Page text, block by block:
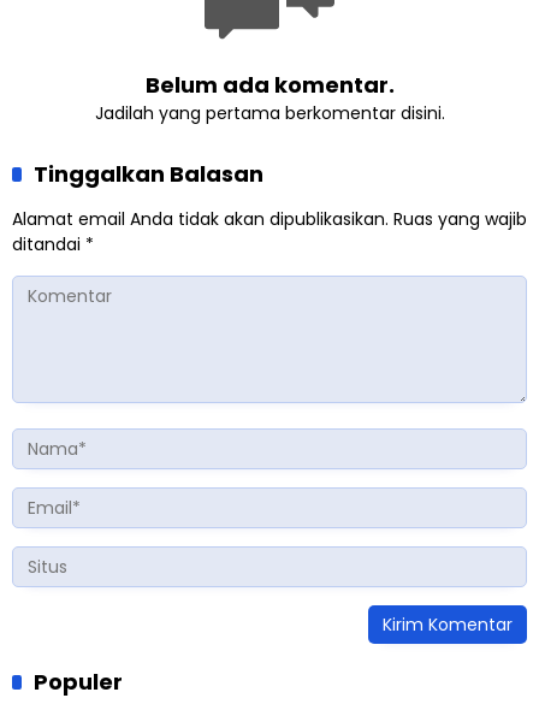
Belum ada komentar.
Jadilah yang pertama berkomentar disini.
Tinggalkan Balasan
Alamat email Anda tidak akan dipublikasikan. Ruas yang wajib
ditandai *
Populer